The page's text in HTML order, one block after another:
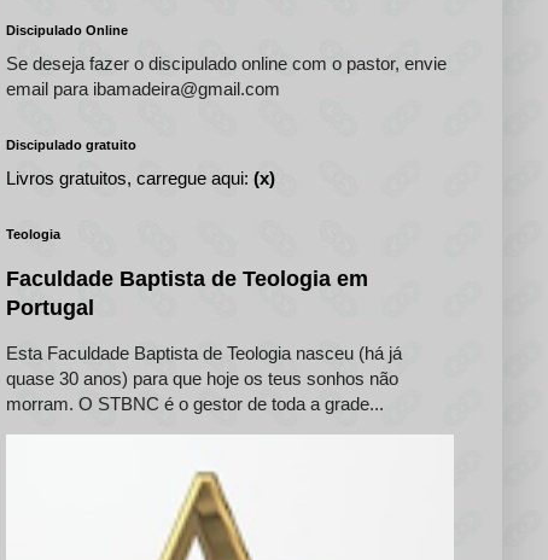
Discipulado Online
Se deseja fazer o discipulado online com o pastor, envie
email para ibamadeira@gmail.com
Discipulado gratuito
Livros gratuitos, carregue aqui: (x)
Teologia
Faculdade Baptista de Teologia em
Portugal
Esta Faculdade Baptista de Teologia nasceu (há já
quase 30 anos) para que hoje os teus sonhos não
morram. O STBNC é o gestor de toda a grade...